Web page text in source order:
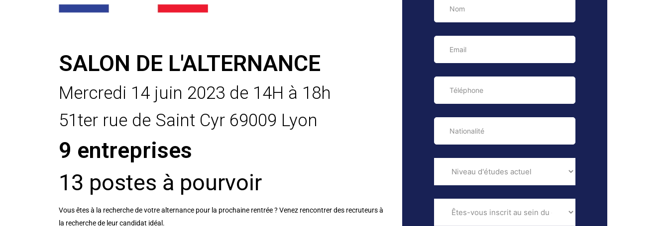
SALON DE L'ALTERNANCE
Mercredi 14 juin 2023 de 14H à 18h
51ter rue de Saint Cyr 69009 Lyon
9 entreprises
13 postes à pourvoir
Vous êtes à la recherche de votre alternance pour la prochaine rentrée ? Venez rencontrer des recruteurs à
la recherche de leur candidat idéal.